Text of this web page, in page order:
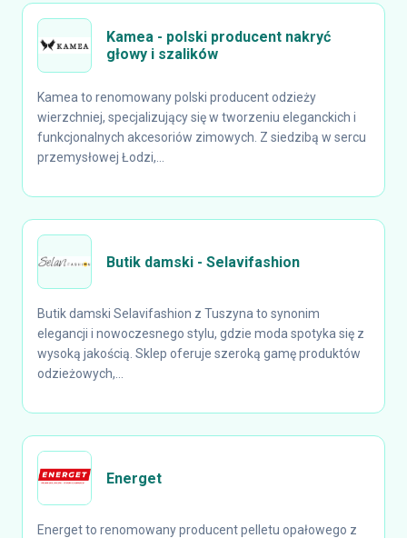
Kamea - polski producent nakryć
głowy i szalików
Kamea to renomowany polski producent odzieży
wierzchniej, specjalizujący się w tworzeniu eleganckich i
funkcjonalnych akcesoriów zimowych. Z siedzibą w sercu
przemysłowej Łodzi,...
Butik damski - Selavifashion
Butik damski Selavifashion z Tuszyna to synonim
elegancji i nowoczesnego stylu, gdzie moda spotyka się z
wysoką jakością. Sklep oferuje szeroką gamę produktów
odzieżowych,...
Energet
Energet to renomowany producent pelletu opałowego z